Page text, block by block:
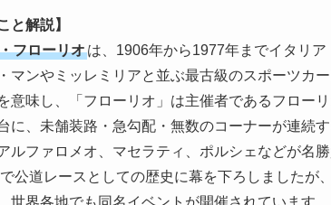
と解説】
フローリオは、1906年から1977年までイタリ
マンやミッレミリアと並ぶ最古級のスポーツカ
意味し、「フローリオ」は主催者であるフロー
に、未舗装路・急勾配・無数のコーナーが連続
ルファロメオ、マセラティ、ポルシェなどが名
公道レースとしての歴史に幕を下ろしましたが
世界各地でも同名イベントが開催されています。